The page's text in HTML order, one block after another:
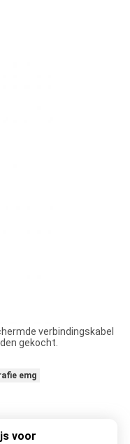
verbindingskabel
gekocht.
emg
voor